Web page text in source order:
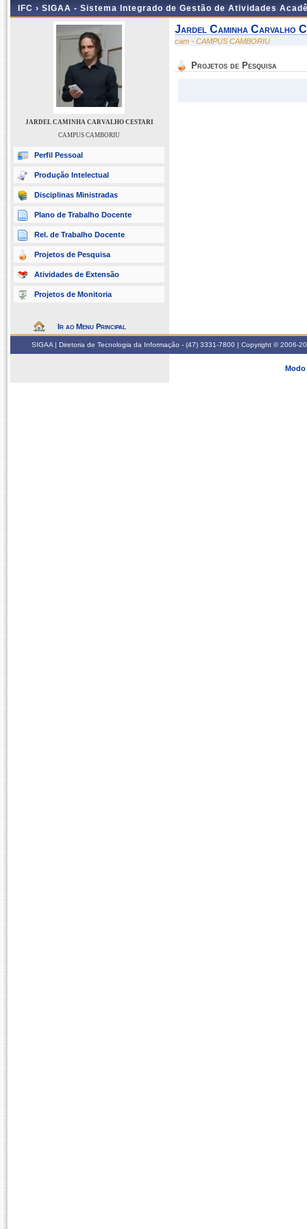
IFC › SIGAA - Sistema Integrado de Gestão de Atividades
JARDEL CAMINHA CARVALHO CESTARI
CAMPUS CAMBORIU
Perfil Pessoal
Produção Intelectual
Disciplinas Ministradas
Plano de Trabalho Docente
Rel. de Trabalho Docente
Projetos de Pesquisa
Atividades de Extensão
Projetos de Monitoria
Ir ao Menu Principal
Jardel Caminha Carvalho
cam - CAMPUS CAMBORIU
Projetos de Pesquisa
SIGAA | Diretoria de Tecnologia da Informação - (47) 3331-7800 | Copyright © 2006-
Modo